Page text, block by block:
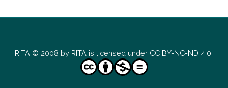
RITA © 2008 by RITA is licensed under CC BY-NC-ND 4.0